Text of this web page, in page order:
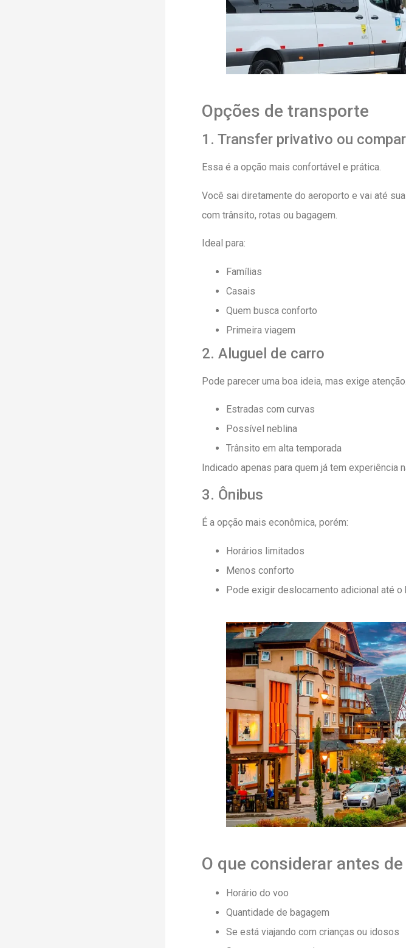
Opções de transporte
1. Transfer privativo ou
Essa é a opção mais confortável e prática.
Você sai diretamente do aeroporto e vai até
com trânsito, rotas ou bagagem.
Ideal para:
Famílias
Casais
Quem busca conforto
Primeira viagem
2. Aluguel de carro
Pode parecer uma boa ideia, mas exige atenção.
Estradas com curvas
Possível neblina
Trânsito em alta temporada
Indicado apenas para quem já tem experiência
3. Ônibus
É a opção mais econômica, porém:
Horários limitados
Menos conforto
Pode exigir deslocamento adicional até o
O que considerar antes
Horário do voo
Quantidade de bagagem
Se está viajando com crianças ou idosos